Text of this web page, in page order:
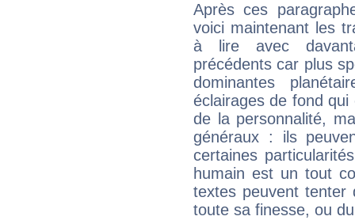
Après ces
voici maintenant les
à lire avec
précédents car plus
dominantes
éclairages de fond
de la personnalité,
généraux : ils
certaines
humain est un tout
textes peuvent tenter
toute sa finesse, ou